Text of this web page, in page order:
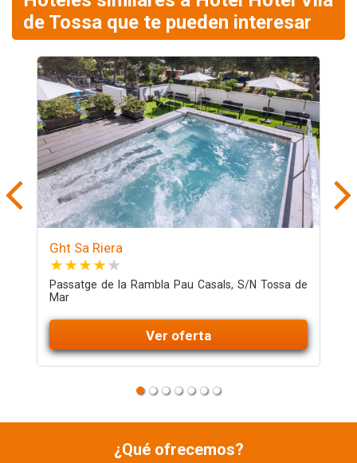
de Tossa que te pueden interesar
Ght Sa Riera
Passatge de la Rambla Pau Casals, S/N Tossa de
Mar
Ver oferta
¿Qué ofrecemos?